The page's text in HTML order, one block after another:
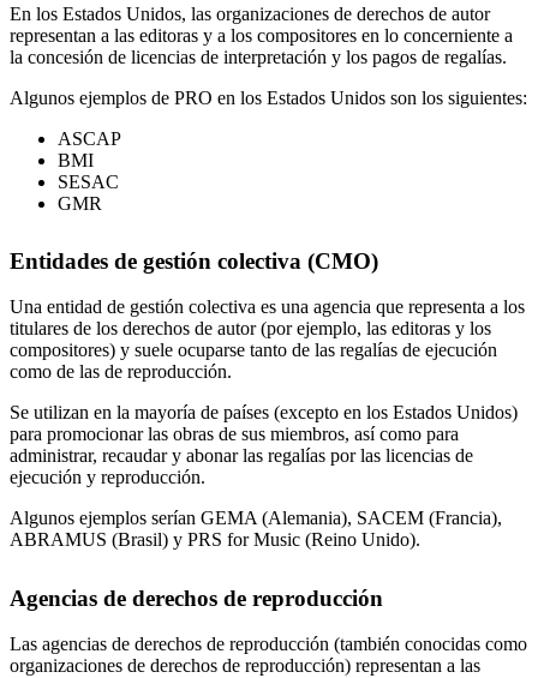
En los Estados Unidos, las organizaciones de derechos de autor
representan a las editoras y a los compositores en lo concerniente a
la concesión de licencias de interpretación y los pagos de regalías.
Algunos ejemplos de PRO en los Estados Unidos son los siguientes:
ASCAP
BMI
SESAC
GMR
Entidades de gestión colectiva (CMO)
Una entidad de gestión colectiva es una agencia que representa a los
titulares de los derechos de autor (por ejemplo, las editoras y los
compositores) y suele ocuparse tanto de las regalías de ejecución
como de las de reproducción.
Se utilizan en la mayoría de países (excepto en los Estados Unidos)
para promocionar las obras de sus miembros, así como para
administrar, recaudar y abonar las regalías por las licencias de
ejecución y reproducción.
Algunos ejemplos serían GEMA (Alemania), SACEM (Francia),
ABRAMUS (Brasil) y PRS for Music (Reino Unido).
Agencias de derechos de reproducción
Las agencias de derechos de reproducción (también conocidas como
organizaciones de derechos de reproducción) representan a las